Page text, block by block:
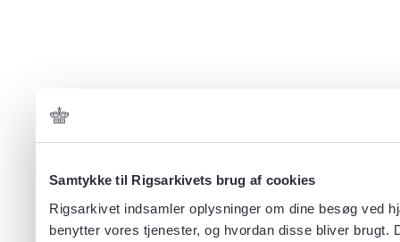
Samtykke til Rigsarkivets brug af cookies
Rigsarkivet indsamler oplysninger om dine besøg ved
benytter vores tjenester, og hvordan disse bliver